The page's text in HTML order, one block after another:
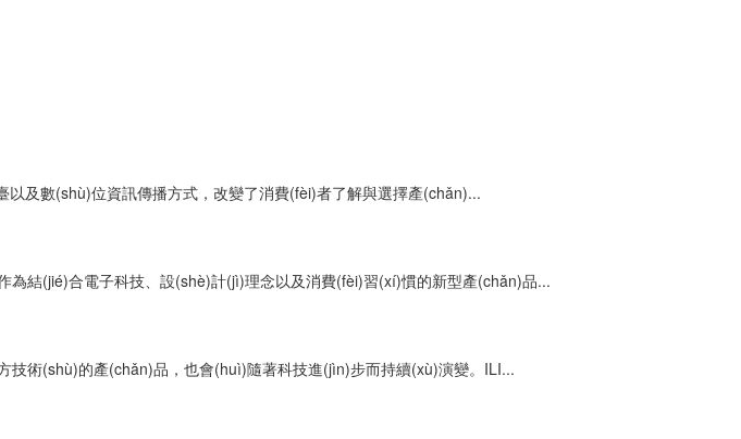
及數(shù)位資訊傳播方式，改變了消費(fèi)者了解與選擇產(chǎn)...
結(jié)合電子科技、設(shè)計(jì)理念以及消費(fèi)習(xí)慣的新型產(chǎn)品...
術(shù)的產(chǎn)品，也會(huì)隨著科技進(jìn)步而持續(xù)演變。ILI...